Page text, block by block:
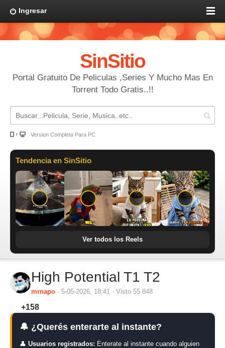
Ingresar
SinSitio
Portal Gratuito De Peliculas ,Series Y Mucho Mas En
Torrent Todo Gratis..!!
Version Completa Para PC
Tendencia en SinSitio
Ver todos los Reels
High Potential T1 T2
mrnapo · 5-05-2026, 18:41 · Visto 55 848
+158
🔔 ¿Querés enterarte al instante?
👤 Usuarios registrados: Enterate al instante cuando alguien